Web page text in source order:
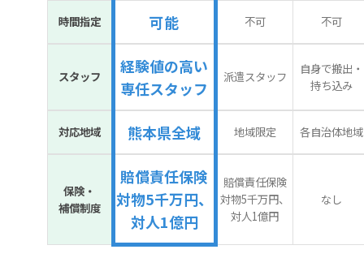
時間指定 可能 不可 不可
スタッフ
経験値の高い
専任スタッフ
派遣スタッフ
自身で搬出・
持ち込み
対応地域 熊本県全域 地域限定 各自治体地域
保険・
補償制度
賠償責任保険
対物5千万円、
対人1億円
賠償責任保険
対物5千万円、
対人1億円
なし